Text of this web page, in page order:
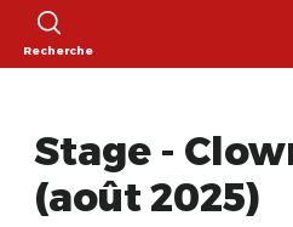
Recherche
Stage -
(août 2025)